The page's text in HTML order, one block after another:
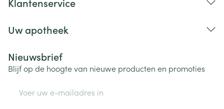
Uw apotheek
Nieuwsbrief
Blijf op de hoogte van nieuwe producten en promoties